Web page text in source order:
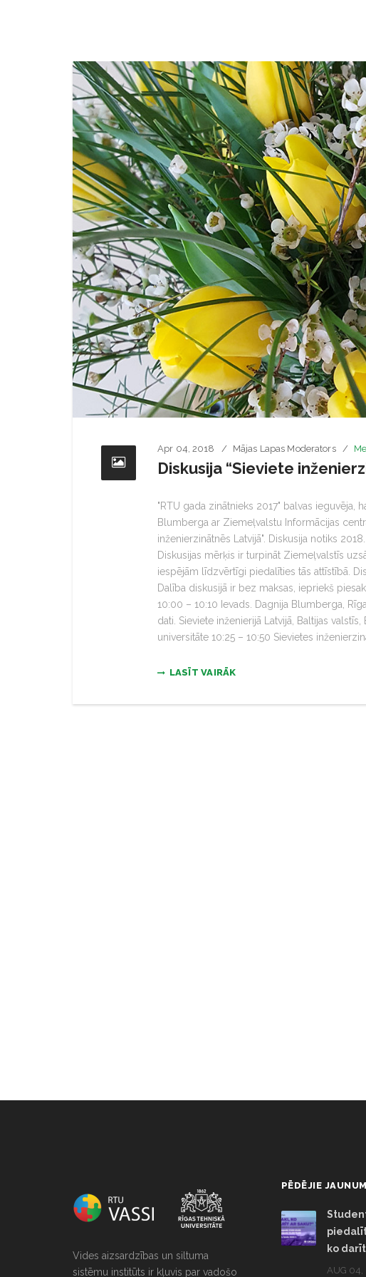
Apr 04, 2018 Mājas Lapas Moderators
Diskusija “Sieviete
"RTU gada zinātnieks 2017" balvas ieguvēja,
Blumberga ar Ziemeļvalstu Informācijas
inženierzinātnēs Latvijā". Diskusija notiks
Diskusijas mērķis ir turpināt Ziemeļvalstīs
iespējām līdzvērtīgi piedalīties tās attīstībā.
Dalība diskusijā ir bez maksas, iepriekš
10:00 – 10:10 Ievads. Dagnija Blumberga,
dati. Sieviete inženierijā Latvijā, Baltijas
universitāte 10:25 – 10:50 Sievietes
LASĪT VAIRĀK
Vides aizsardzības un siltuma
sistēmu institūts ir kļuvis par vadošo
PĒDĒJIE
ko
AUG 04,